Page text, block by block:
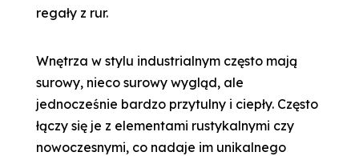
regały z rur.
Wnętrza w stylu industrialnym często mają
surowy, nieco surowy wygląd, ale
jednocześnie bardzo przytulny i ciepły. Często
łączy się je z elementami rustykalnymi czy
nowoczesnymi, co nadaje im unikalnego